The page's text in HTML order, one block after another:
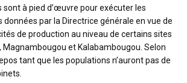
à pied d’œuvre pour exécuter les
par la Directrice générale en vue de
de production au niveau de certains sites
Magnambougou et Kalabambougou. Selon
tant que les populations n’auront pas de